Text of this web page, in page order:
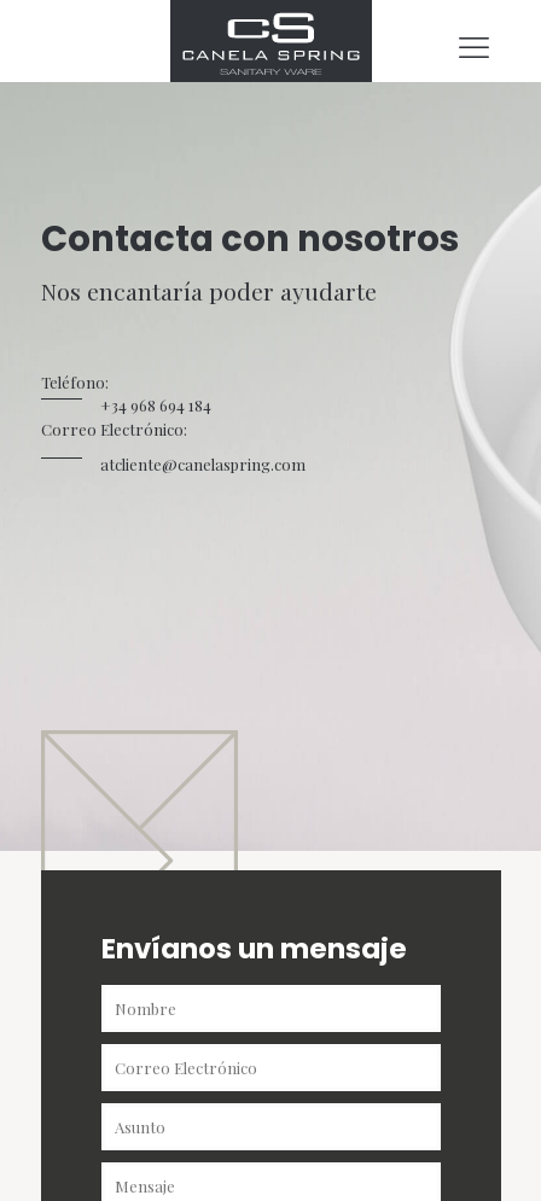
Contacta con nosotros
Nos encantaría poder ayudarte
Teléfono:
+34 968 694 184
Correo Electrónico:
atcliente@canelaspring.com
Envíanos un mensaje